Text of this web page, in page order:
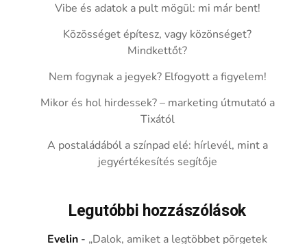
Vibe és adatok a pult mögül: mi már bent!
Közösséget építesz, vagy közönséget?
Mindkettőt?
Nem fogynak a jegyek? Elfogyott a figyelem!
Mikor és hol hirdessek? – marketing útmutató a
Tixától
A postaládából a színpad elé: hírlevél, mint a
jegyértékesítés segítője
Legutóbbi hozzászólások
Evelin - „Dalok, amiket a legtöbbet pörgetek